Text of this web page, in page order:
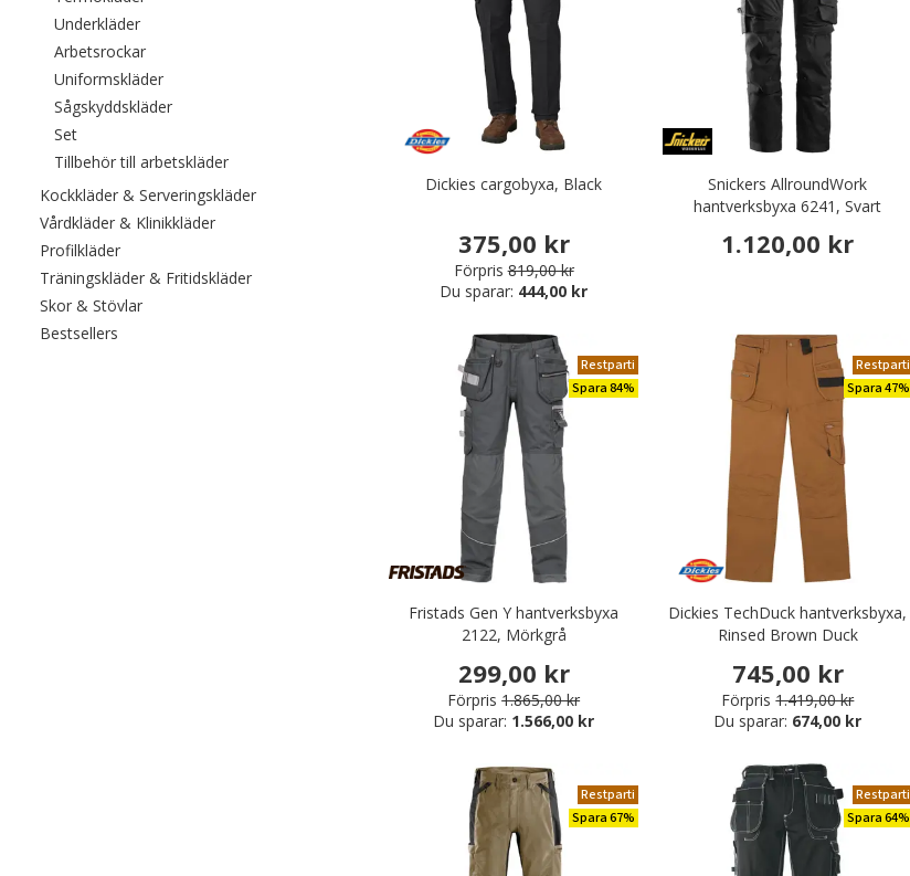
UnderkläderFiltrera efter category: Underkläder
ArbetsrockarFiltrera efter category: Arbetsrockar
UniformskläderFiltrera efter category: Uniformskläder
SågskyddskläderFiltrera efter category: Sågskyddskläder
SetFiltrera efter category: Set
Tillbehör till arbetskläderFiltrera efter category: Tillbehör till arbetskläder
Kockkläder & ServeringskläderFiltrera efter category: Kockkläder & Serveringskläder
Vårdkläder & KlinikkläderFiltrera efter category: Vårdkläder & Klinikkläder
ProfilkläderFiltrera efter category: Profilkläder
Träningskläder & FritidskläderFiltrera efter category: Träningskläder & Fritidskläder
Skor & StövlarFiltrera efter category: Skor & Stövlar
Bestsellers
Dickies cargobyxa, Black
375,00 kr
Förpris 819,00 kr
Du sparar: 444,00 kr
Snickers AllroundWork
hantverksbyxa 6241, Svart
1.120,00 kr
Restparti
Spara 84%
Fristads Gen Y hantverksbyxa
2122, Mörkgrå
299,00 kr
Förpris 1.865,00 kr
Du sparar: 1.566,00 kr
Restparti
Spara 47%
Dickies TechDuck hantverksbyxa,
Rinsed Brown Duck
745,00 kr
Förpris 1.419,00 kr
Du sparar: 674,00 kr
Restparti
Spara 67%
Restparti
Spara 64%